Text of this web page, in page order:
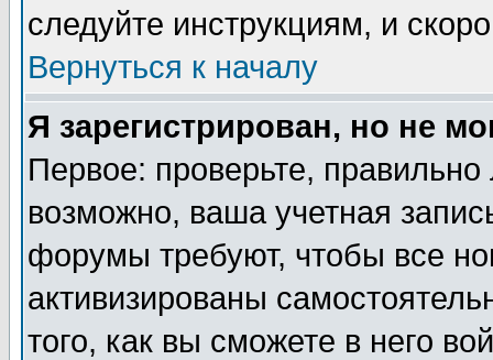
следуйте инструкциям, и
Вернуться к началу
Я зарегистрирован, но не
Первое: проверьте,
возможно, ваша учетная
форумы требуют, чтобы все
активизированы
того, как вы сможете в него